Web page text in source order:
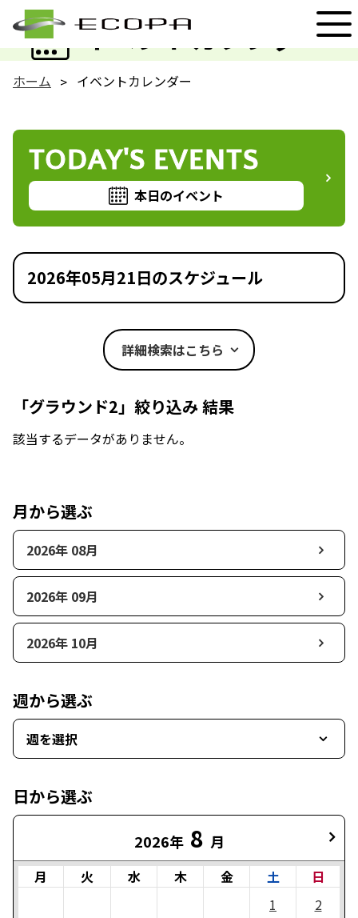
イベントカレンダー
EVENT
ホーム イベントカレンダー
TODAY'S EVENTS
本日のイベント
2026年05月21日のスケジュール
詳細検索はこちら
「グラウンド2」絞り込み 結果
該当するデータがありません。
月から選ぶ
2026年 08月
2026年 09月
2026年 10月
週から選ぶ
週を選択
日から選ぶ
2026年 8 月
月 火 水 木 金 土
日
1
2